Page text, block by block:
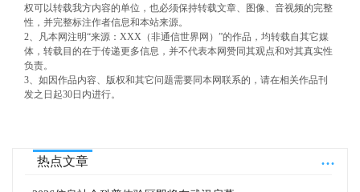
权可以转载我方内容的单位，也必须保持转载文章、图像、音视频的完整
性，并完整标注作者信息和本站来源。
2、凡本网注明“来源：XXX（非通信世界网）”的作品，均转载自其它媒
体，转载目的在于传递更多信息，并不代表本网赞同其观点和对其真实性
负责。
3、如因作品内容、版权和其它问题需要同本网联系的，请在相关作品刊
发之日起30日内进行。
...
热点文章